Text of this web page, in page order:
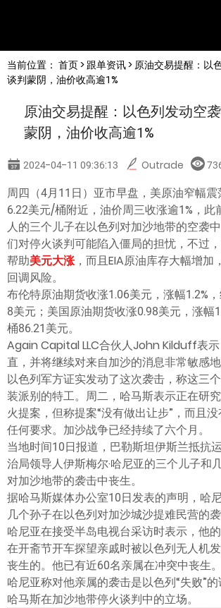
English
简体中文
한글
日本語
Tiếng việt
ไทย
当前位置： 首页> 跟单资讯> 原油交易提醒：以
谈判蒙阴，油价收高逾1%
原油交易提醒：以色列发动空
蒙阴，油价收高逾1%
2024-04-11 09:36:13 Outrade
周四（4月11日）亚市早盘，美原油窄幅
6.22美元/桶附近，油价周三收涨逾1%，此
人的三个儿子在以色列对加沙地带的空袭
们对停火谈判可能陷入僵局的担忧，不过
帮助美元大涨，而且EIA原油库存大幅增加
回调风险。
布伦特原油期货收涨1.06美元，涨幅1.2%
8美元；美国原油期货收涨0.98美元，涨幅
桶86.21美元。
Again Capital LLC合伙人John Kilduff表示
直，并将继续对来自加沙的消息非常敏感
以色列军方证实发动了这次袭击，称这三
装派别的特工。周二，哈马斯表示正在研
火提案，但称提案“没有做出让步”，而且
任何要求。加沙战争已经持续了六个月。
当地时间10日报道，巴勒斯坦伊斯兰抵抗
治局领导人伊斯梅尔·哈尼亚的三个儿子和
对加沙地带的袭击中丧生。
据哈马斯媒体办公室10日发表的声明，哈
几个孙子在以色列对加沙城沙提难民营的袭
哈尼亚在接受半岛电视台采访时表示，他
在开斋节开车探望亲戚时被以色列无人机
丧生的。他已有近60名亲属在冲突中丧生。
哈尼亚称对他亲属的袭击是以色列“失败”
哈马斯在加沙地带停火谈判中的立场。